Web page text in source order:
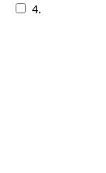
4.